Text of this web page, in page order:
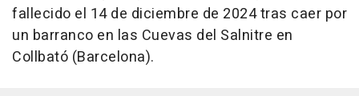
fallecido el 14 de diciembre de 2024 tras caer por
un barranco en las Cuevas del Salnitre en
Collbató (Barcelona).